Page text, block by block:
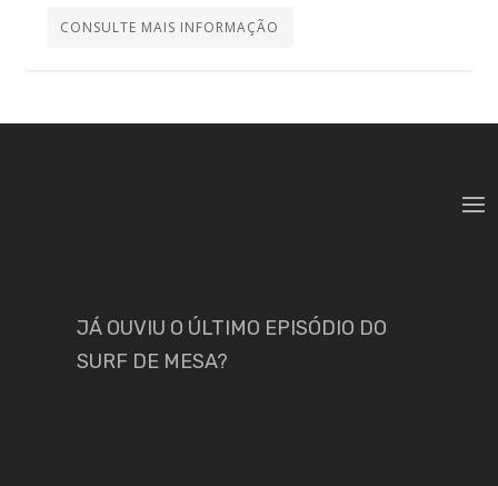
CONSULTE MAIS INFORMAÇÃO
JÁ OUVIU O ÚLTIMO EPISÓDIO DO
SURF DE MESA?